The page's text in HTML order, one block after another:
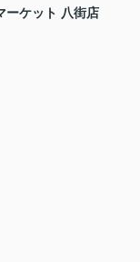
ーケット 八街店